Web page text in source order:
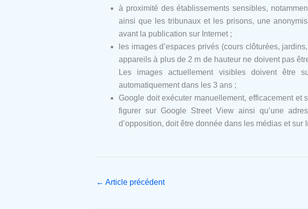
à proximité des établissements sensibles,
ainsi que les tribunaux et les prisons, une
avant la publication sur Internet ;
les images d’espaces privés (cours clôturées,
appareils à plus de 2 m de hauteur ne doivent pas
Les images actuellement visibles doivent être
automatiquement dans les 3 ans ;
Google doit exécuter manuellement, efficacement
figurer sur Google Street View ainsi qu’une
d’opposition, doit être donnée dans les médias et sur
← Article précédent